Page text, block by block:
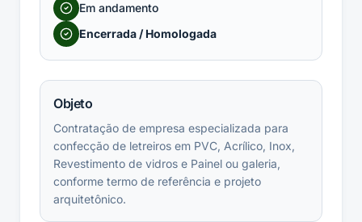
Em andamento
Encerrada / Homologada
Objeto
Contratação de empresa especializada para
confecção de letreiros em PVC, Acrílico, Inox,
Revestimento de vidros e Painel ou galeria,
conforme termo de referência e projeto
arquitetônico.